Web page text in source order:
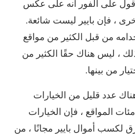
على الفور أنه على عكس
، فإن بايير ليست شائعة.
من قبل الكثير من مواقع
، ليس هناك حقًا الكثير من
من بينها.
عدد قليل من الخيارات
مئات المواقع ، فإن الخيارات
لكسب أموال بايير مجانًا ، من